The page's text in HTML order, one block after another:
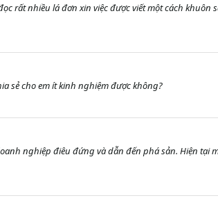
rất nhiều lá đơn xin việc được viết một cách khuôn
sẻ cho em ít kinh nghiệm được không?
nghiệp điêu đứng và dẫn đến phá sản. Hiện tại